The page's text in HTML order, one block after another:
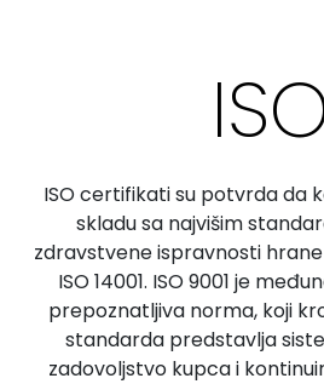
ISO certifikati su potvrda da
skladu sa najvišim
zdravstvene ispravnosti hrane
ISO 14001. ISO 9001 je
prepoznatljiva norma, koji
standarda predstavlja
zadovoljstvo kupca i